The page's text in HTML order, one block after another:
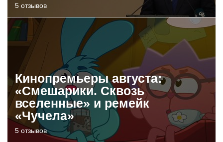
5 отзывов
Кинопремьеры августа:
«Смешарики. Сквозь
вселенные» и ремейк
«Чучела»
5 отзывов